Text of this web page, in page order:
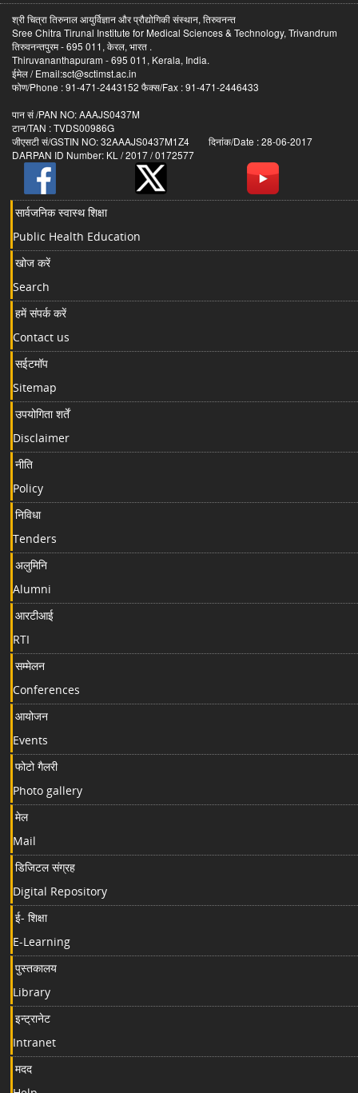
श्री चित्रा तिरुनाल आयुर्विज्ञान और प्रौद्योगिकी संस्थान, तिरुवनन्त
Sree Chitra Tirunal Institute for Medical Sciences & Technology, Trivandrum
तिरुवनन्तपुरम - 695 011, केरल, भारत .
Thiruvananthapuram - 695 011, Kerala, India.
ईमेल / Email:sct@sctimst.ac.in
फोण/Phone : 91-471-2443152 फैक्स/Fax : 91-471-2446433
पान सं /PAN NO: AAAJS0437M
टान/TAN : TVDS00986G
जीएसटी सं/GSTIN NO: 32AAAJS0437M1Z4 दिनांक/Date : 28-06-2017
DARPAN ID Number: KL / 2017 / 0172577
सार्वजनिक स्वास्थ शिक्षा
Public Health Education
खोज करें
Search
हमें संपर्क करें
Contact us
सईटमॉप
Sitemap
उपयोगिता शर्तें
Disclaimer
नीति
Policy
निविधा
Tenders
अलुमिनि
Alumni
आरटीआई
RTI
सम्मेलन
Conferences
आयोजन
Events
फोटो गैलरी
Photo gallery
मेल
Mail
डिजिटल संग्रह
Digital Repository
ई- शिक्षा
E-Learning
पुस्तकालय
Library
इन्ट्रानेट
Intranet
मदद